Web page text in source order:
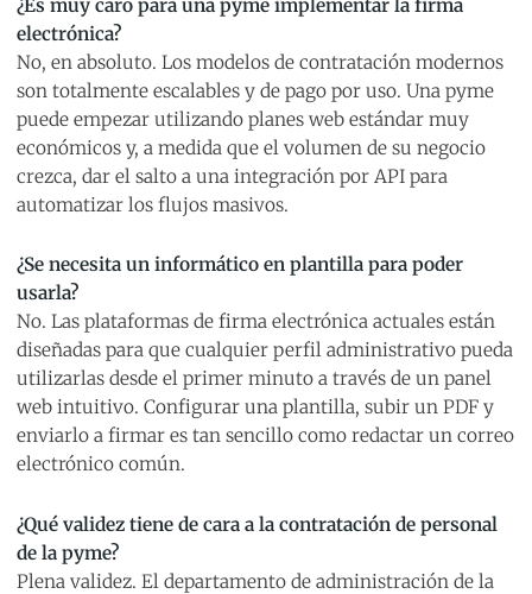
¿Es muy caro para una pyme implementar la firma
electrónica?
No, en absoluto. Los modelos de contratación modernos
son totalmente escalables y de pago por uso. Una pyme
puede empezar utilizando planes web estándar muy
económicos y, a medida que el volumen de su negocio
crezca, dar el salto a una integración por API para
automatizar los flujos masivos.
¿Se necesita un informático en plantilla para poder
usarla?
No. Las plataformas de firma electrónica actuales están
diseñadas para que cualquier perfil administrativo pueda
utilizarlas desde el primer minuto a través de un panel
web intuitivo. Configurar una plantilla, subir un PDF y
enviarlo a firmar es tan sencillo como redactar un correo
electrónico común.
¿Qué validez tiene de cara a la contratación de personal
de la pyme?
Plena validez. El departamento de administración de la